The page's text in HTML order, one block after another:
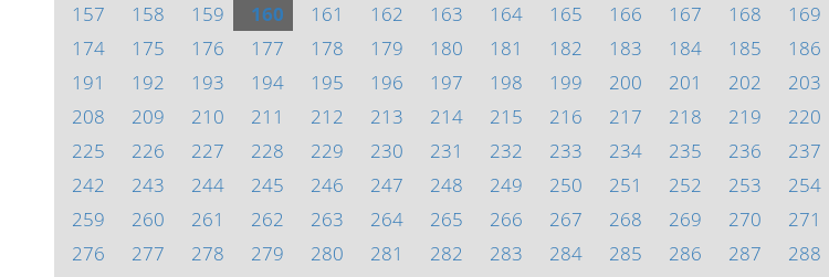
157
158 159 160 161 162 163 164 165 166 167 168 169
174
175 176 177 178 179 180 181 182 183 184 185 186
191
192 193 194 195 196 197 198 199 200 201 202 203
208
209 210 211 212 213 214 215 216 217 218 219 220
225
226 227 228 229 230 231 232 233 234 235 236 237
242
243 244 245 246 247 248 249 250 251 252 253 254
259
260 261 262 263 264 265 266 267 268 269 270 271
276
277 278 279 280 281 282 283 284 285 286 287 288